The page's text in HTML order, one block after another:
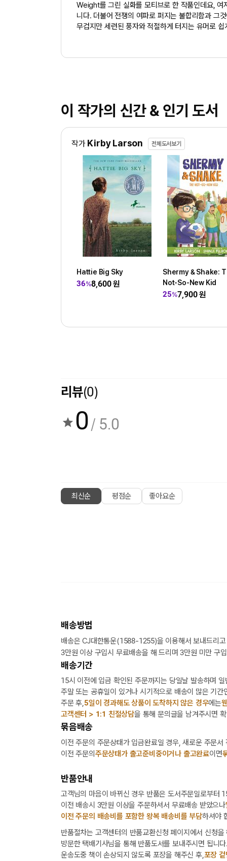
Weight를 그린 실화를 모티브로 한 작품인데요, 여
니다. 더불어 전쟁의 여파로 퍼지는 불합리함과 그
무겁지만 세련된 풍자와 적절하게 터지는 유머로
이 작가의 신간 & 인기 도서
작가 Kirby Larson 전체도서보기
Hattie Big Sky
36%8,600원
Shermy & Shake:
Not-So-New Kid
25%7,900원
리뷰(0)
0/ 5.0
최신순 평점순 좋아요순
배송방법
배송은 CJ대한통운(1588-1255)을 이용해서 보내드리
3만원 이상 구입시 무료배송을 해 드리며 3만원 미만 구
배송기간
15시 이전에 입금 확인된 주문까지는 당일날 발송하며
주말 또는 공휴일이 있거나 시기적으로 배송이 많은 기
주문 후,5일이 경과해도 상품이 도착하지 않은 경우에는
고객센터 > 1:1 친절상담을 통해 문의글을 남겨주시면
묶음배송
이전 주문의 주문상태가 입금완료일 경우, 새로운 주문
이전 주문의 주문상태가 출고준비중이거나 출고완료이면
반품안내
고객님의 마음이 바뀌신 경우 반품은 도서주문일로부터
이전 배송시 3만원 이상을 주문하셔서 무료배송 받았으나
이전 주문의 배송비를 포함한 왕복 배송비를 부담하셔야
반품절차는 고객센터의 반품교환신청 페이지에서 신청
방문한 택배기사님을 통해 반품도서를 보내주시면 됩니
운송도중 책이 손상되지 않도록 포장을 해주신 후,포장